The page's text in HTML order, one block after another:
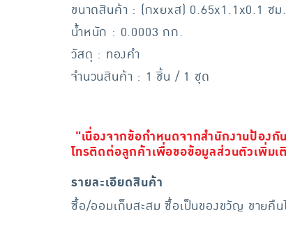
ขนาดสินค้า : (กxยxส) 0.65x1.1x0.1 ซม.
น้ำหนัก : 0.0003 กก.
วัสดุ : ทองคำ
จำนวนสินค้า : 1 ชิ้น / 1 ชุด
"เนื่องจากข้อกำหนดจากสำนักงานป้อง
โทรติดต่อลูกค้าเพื่อขอข้อมูลส่วนตัวเพิ่มเ
รายละเอียดสินค้า
ซื้อ/ออมเก็บสะสม ซื้อเป็นของขวัญ ขายคื